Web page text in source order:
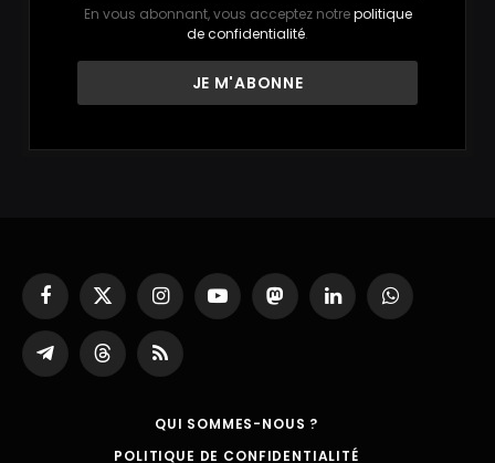
En vous abonnant, vous acceptez notrepolitique
de confidentialité.
Facebook
X
(Twitter)
InstagramYouTubeMastodonLinkedInWhatsApp
Partager
sur
ThreadsRSS
QUI SOMMES-NOUS ?
POLITIQUE DE CONFIDENTIALITÉ